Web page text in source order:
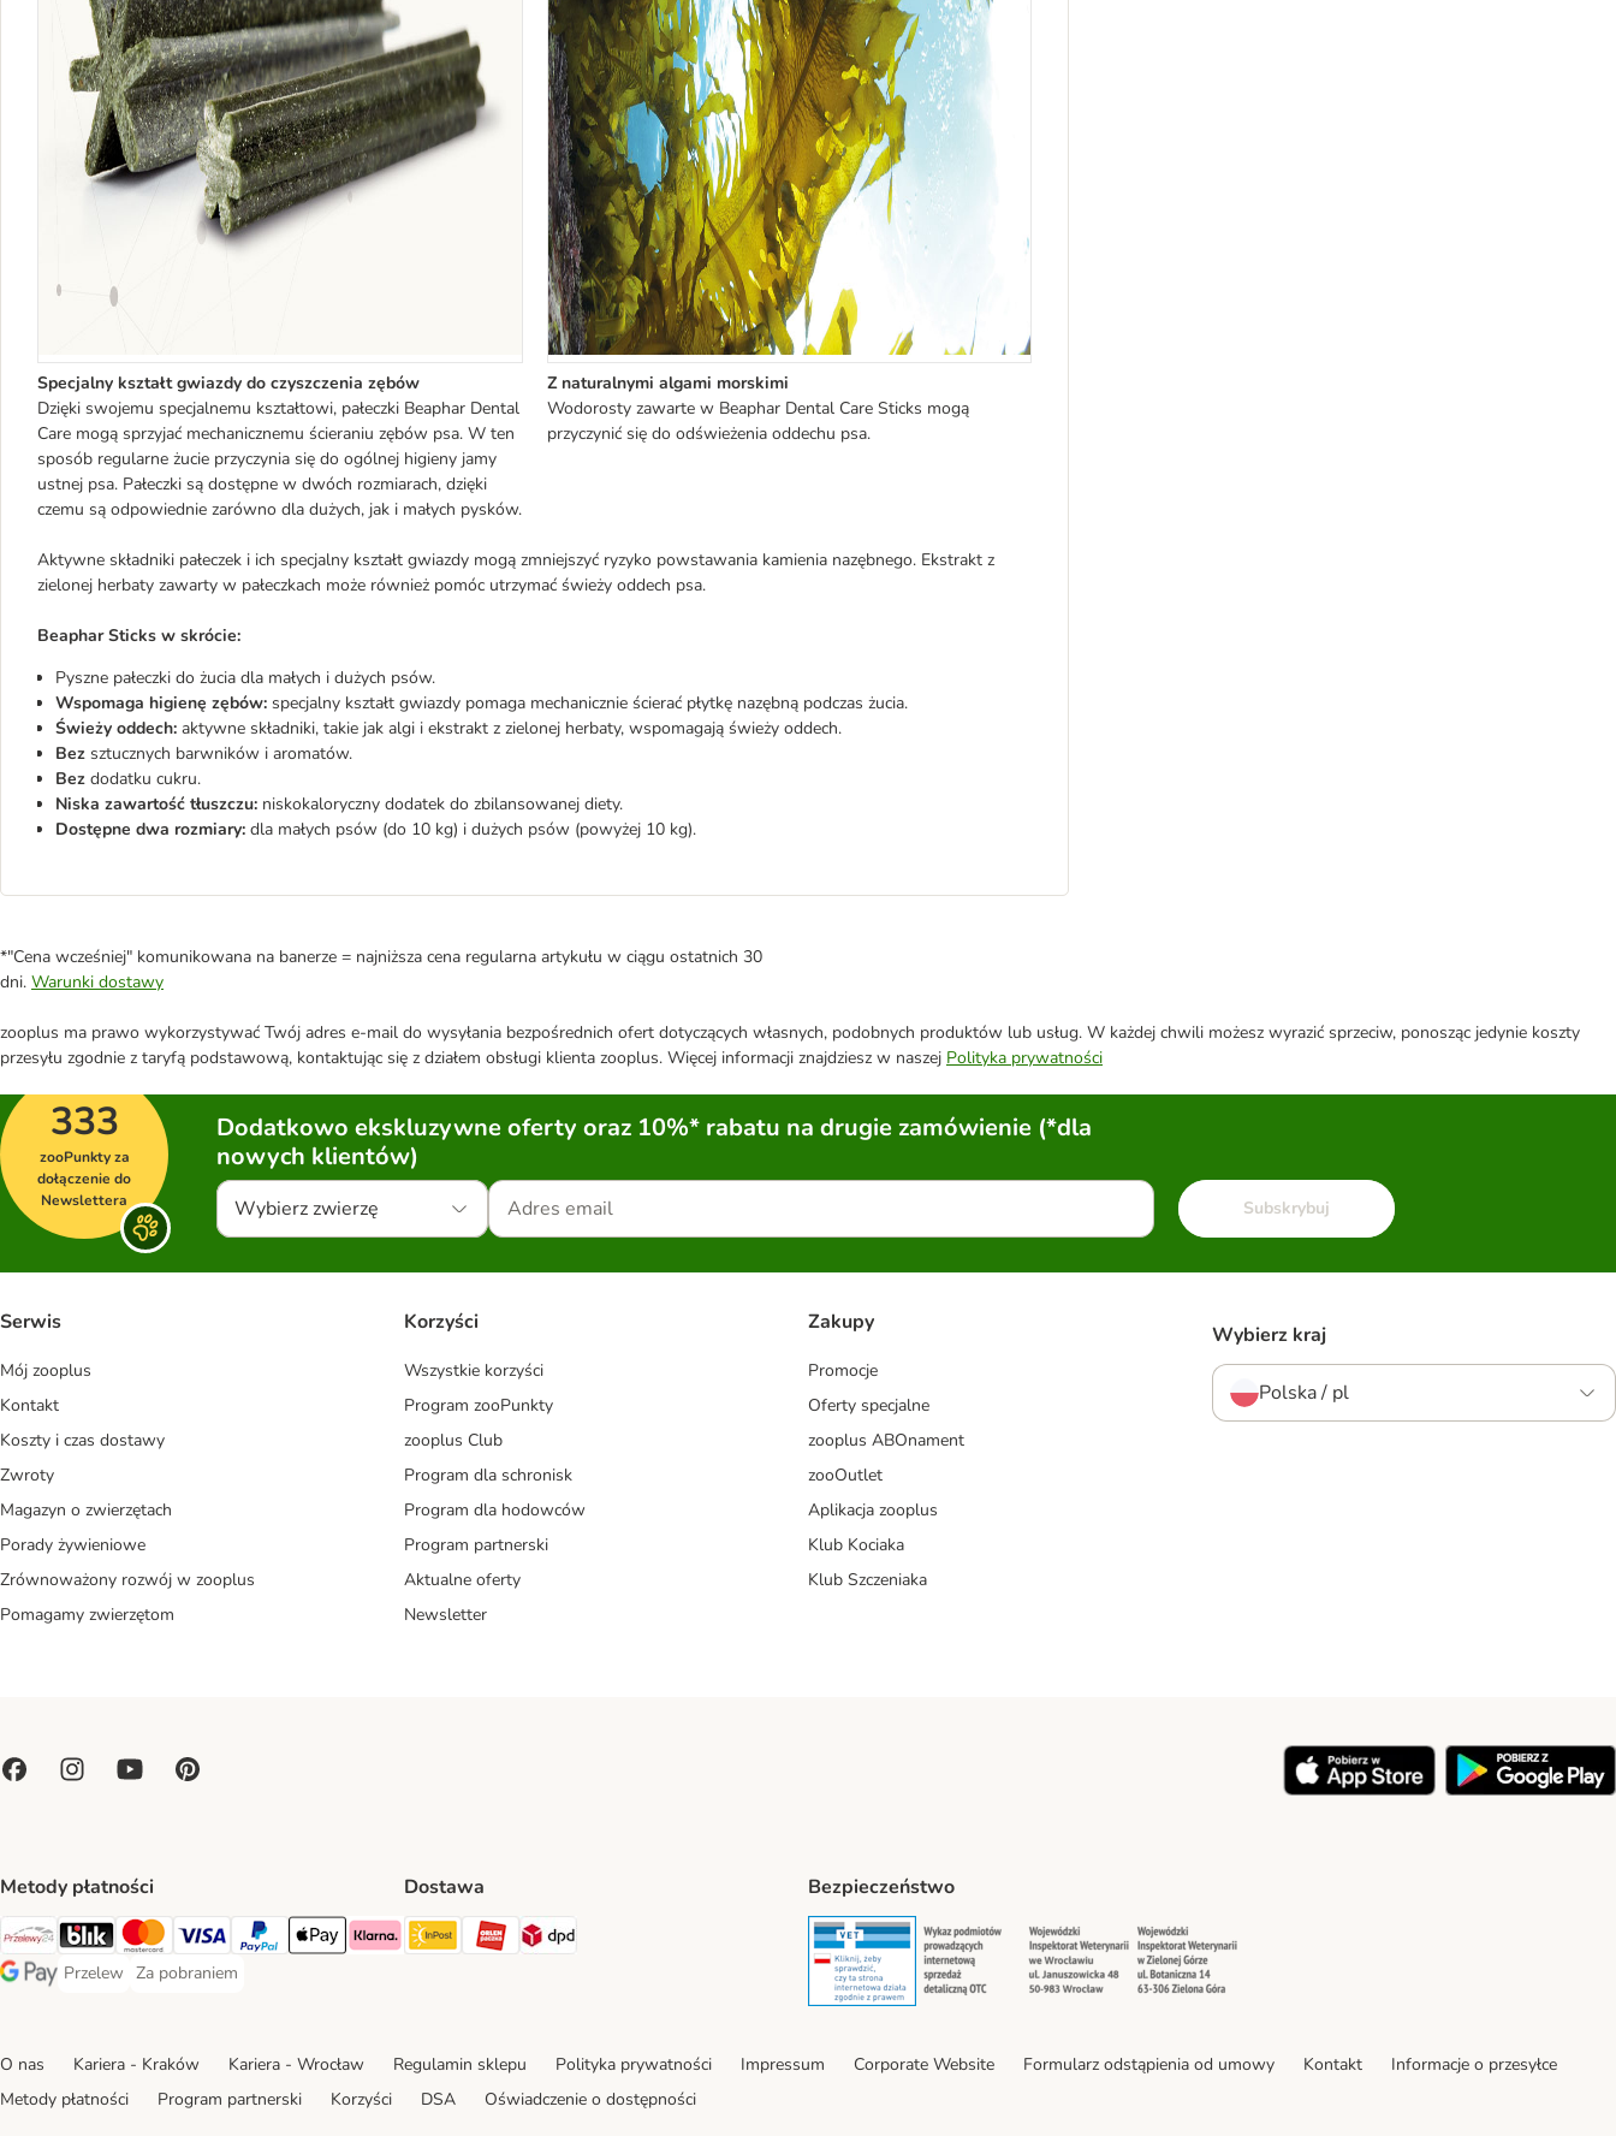
Specjalny kształt gwiazdy do czyszczenia zębów
Dzięki swojemu specjalnemu kształtowi, pałeczki Beaphar Dental
Care mogą sprzyjać mechanicznemu ścieraniu zębów psa. W ten
sposób regularne żucie przyczynia się do ogólnej higieny jamy
ustnej psa. Pałeczki są dostępne w dwóch rozmiarach, dzięki
czemu są odpowiednie zarówno dla dużych, jak i małych pysków.
Z naturalnymi algami morskimi
Wodorosty zawarte w Beaphar Dental Care Sticks mogą
przyczynić się do odświeżenia oddechu psa.
Aktywne składniki pałeczek i ich specjalny kształt gwiazdy mogą zmniejszyć ryzyko powstawania kamienia nazębnego. Ekstrakt z
zielonej herbaty zawarty w pałeczkach może również pomóc utrzymać świeży oddech psa.
Beaphar Sticks w skrócie:
Pyszne pałeczki do żucia dla małych i dużych psów.
Wspomaga higienę zębów: specjalny kształt gwiazdy pomaga mechanicznie ścierać płytkę nazębną podczas żucia.
Świeży oddech: aktywne składniki, takie jak algi i ekstrakt z zielonej herbaty, wspomagają świeży oddech.
Bez sztucznych barwników i aromatów.
Bez dodatku cukru.
Niska zawartość tłuszczu: niskokaloryczny dodatek do zbilansowanej diety.
Dostępne dwa rozmiary: dla małych psów (do 10 kg) i dużych psów (powyżej 10 kg).
*"Cena wcześniej" komunikowana na banerze = najniższa cena regularna artykułu w ciągu ostatnich 30
dni. Warunki dostawy
zooplus ma prawo wykorzystywać Twój adres e-mail do wysyłania bezpośrednich ofert dotyczących własnych, podobnych produktów lub usług. W każdej chwili możesz wyrazić sprzeciw, ponosząc jedynie koszty
przesyłu zgodnie z taryfą podstawową, kontaktując się z działem obsługi klienta zooplus. Więcej informacji znajdziesz w naszej Polityka prywatności
333
zooPunkty za
dołączenie do
Newslettera
Dodatkowo ekskluzywne oferty oraz 10%* rabatu na drugie zamówienie (*dla
nowych klientów)
Wybierz zwierzę Subskrybuj
Serwis
Mój zooplus
Kontakt
Koszty i czas dostawy
Zwroty
Magazyn o zwierzętach
Porady żywieniowe
Zrównoważony rozwój w zooplus
Pomagamy zwierzętom
Korzyści
Wszystkie korzyści
Program zooPunkty
zooplus Club
Program dla schronisk
Program dla hodowców
Program partnerski
Aktualne oferty
Newsletter
Zakupy
Promocje
Oferty specjalne
zooplus ABOnament
zooOutlet
Aplikacja zooplus
Klub Kociaka
Klub Szczeniaka
Wybierz kraj
Polska / pl
Metody płatności
Przelewy24 Payment Method
Blik Payment Method
MasterCard Payment Method
Visa Payment Method
PayPal Payment Method
Apple Pay Payment Method
Klarna Payment Method
Google Pay Payment Method
Przelew
Przelew Payment Method
Za pobraniem
Za pobraniem Payment Method
Dostawa
Paczkomat® Shipping Method
ORLEN Paczka Shipping Method
Bezpieczeństwo
Security Security Security
O nas Kariera - Kraków Kariera - Wrocław Regulamin sklepu Polityka prywatności Impressum Corporate Website Formularz odstąpienia od umowy Kontakt
Informacje o przesyłce
Metody płatności
Program partnerski Korzyści DSA Oświadczenie o dostępności